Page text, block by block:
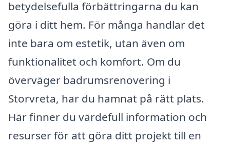
betydelsefulla förbättringarna du kan
göra i ditt hem. För många handlar det
inte bara om estetik, utan även om
funktionalitet och komfort. Om du
överväger badrumsrenovering i
Storvreta, har du hamnat på rätt plats.
Här finner du värdefull information och
resurser för att göra ditt projekt till en